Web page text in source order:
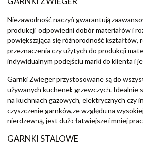
Niezawodność naczyń gwarantują
produkcji, odpowiedni dobór materiałów i
powiększająca się różnorodność kształtów,
przeznaczenia czy użytych do produkcji
indywidualnym podejściu marki do klienta i
Garnki Zwieger przystosowane są do
używanych kuchenek grzewczych. Idealnie
na kuchniach gazowych, elektrycznych czy
czyszczenie garnków,ze względu na
nierdzewną, jest dużo łatwiejsze i mniej
GARNKI STALOWE